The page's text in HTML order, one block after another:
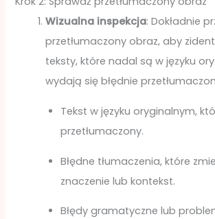
Wizualna inspekcja: Dokładnie
przetłumaczony obraz, aby
teksty, które nadal są w języku
wydają się błędnie
Tekst w języku oryginalnym,
przetłumaczony.
Błędne tłumaczenia, które
znaczenie lub kontekst.
Błędy gramatyczne lub